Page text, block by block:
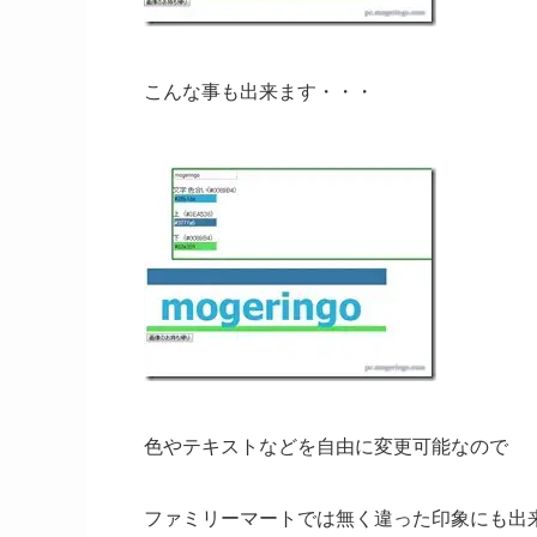
こんな事も出来ます・・・
色やテキストなどを自由に変更可能なので
ファミリーマートでは無く違った印象にも出